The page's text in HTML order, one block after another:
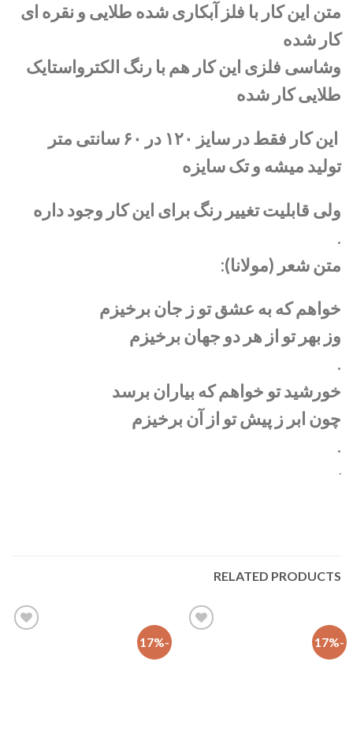
متن این کار با فلز آبکاری شده طلایی و نقره ای
کار شده
وشاسی فلزی این کار هم با رنگ الکترواستایک
طلایی کار شده
این کار فقط در سایز ۱۲۰ در ۶۰ سانتی متر
تولید میشه و تک سایزه
ولی قابلیت تغییر رنگ برای این کار وجود داره
.
متن شعر (مولانا):
خواهم که به عشق تو ز جان برخیزم
وز بهر تو از هر دو جهان برخیزم
.
خورشید تو خواهم که بیاران برسد
چون ابر ز پیش تو از آن برخیزم
.
.
RELATED PRODUCTS
-17%
-17%